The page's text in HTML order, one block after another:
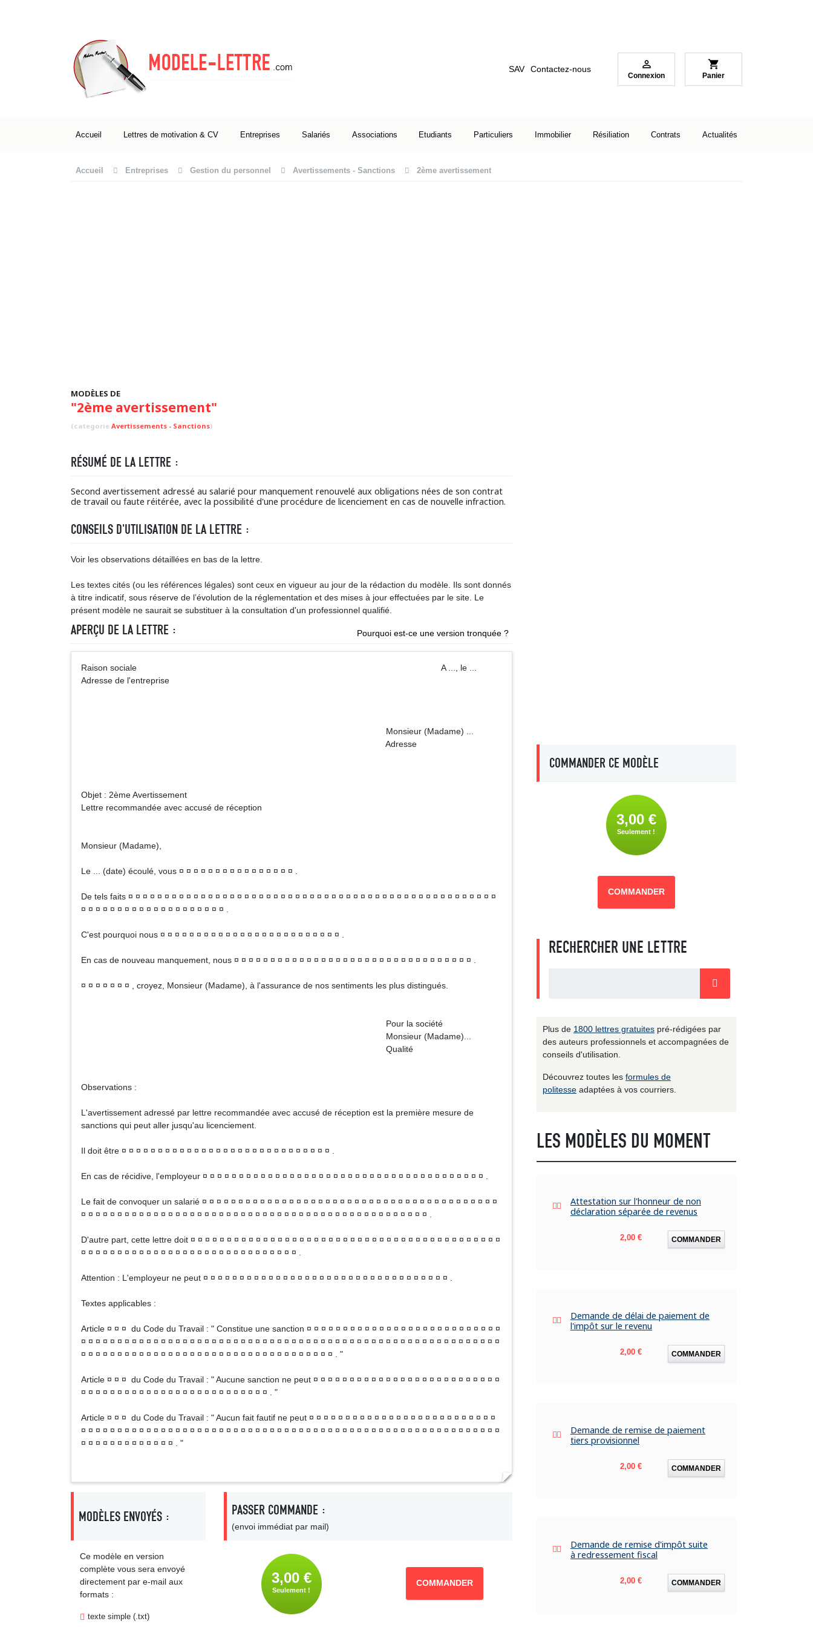
SAV Contactez-nous 
Connexion
shopping_cart
Panier
Accueil Lettres de motivation & CV Entreprises Salariés Associations Etudiants Particuliers Immobilier Résiliation Contrats Actualités
Accueil Entreprises Gestion du personnel Avertissements - Sanctions 2ème avertissement
MODÈLES DE
"2ème avertissement"
(categorie Avertissements - Sanctions)
RÉSUMÉ DE LA LETTRE :
Second avertissement adressé au salarié pour manquement renouvelé aux obligations nées de son contrat
de travail ou faute réitérée, avec la possibilité d'une procédure de licenciement en cas de nouvelle infraction.
CONSEILS D'UTILISATION DE LA LETTRE :
Voir les observations détaillées en bas de la lettre.
Les textes cités (ou les références légales) sont ceux en vigueur au jour de la rédaction du modèle. Ils sont donnés
à titre indicatif, sous réserve de l’évolution de la réglementation et des mises à jour effectuées par le site. Le
présent modèle ne saurait se substituer à la consultation d'un professionnel qualifié.
APERÇU DE LA LETTRE : Pourquoi est-ce une version tronquée ?
Raison sociale A ..., le ...
Adresse de l'entreprise
Monsieur (Madame) ...
Adresse
Objet : 2ème Avertissement
Lettre recommandée avec accusé de réception
Monsieur (Madame),
Le ... (date) écoulé, vous ¤ ¤ ¤ ¤ ¤ ¤ ¤ ¤ ¤ ¤ ¤ ¤ ¤ ¤ ¤ ¤ .
De tels faits ¤ ¤ ¤ ¤ ¤ ¤ ¤ ¤ ¤ ¤ ¤ ¤ ¤ ¤ ¤ ¤ ¤ ¤ ¤ ¤ ¤ ¤ ¤ ¤ ¤ ¤ ¤ ¤ ¤ ¤ ¤ ¤ ¤ ¤ ¤ ¤ ¤ ¤ ¤ ¤ ¤ ¤ ¤ ¤ ¤ ¤ ¤ ¤ ¤ ¤ ¤
¤ ¤ ¤ ¤ ¤ ¤ ¤ ¤ ¤ ¤ ¤ ¤ ¤ ¤ ¤ ¤ ¤ ¤ ¤ ¤ .
C'est pourquoi nous ¤ ¤ ¤ ¤ ¤ ¤ ¤ ¤ ¤ ¤ ¤ ¤ ¤ ¤ ¤ ¤ ¤ ¤ ¤ ¤ ¤ ¤ ¤ ¤ ¤ .
En cas de nouveau manquement, nous ¤ ¤ ¤ ¤ ¤ ¤ ¤ ¤ ¤ ¤ ¤ ¤ ¤ ¤ ¤ ¤ ¤ ¤ ¤ ¤ ¤ ¤ ¤ ¤ ¤ ¤ ¤ ¤ ¤ ¤ ¤ ¤ ¤ .
¤ ¤ ¤ ¤ ¤ ¤ ¤ , croyez, Monsieur (Madame), à l'assurance de nos sentiments les plus distingués.
Pour la société
Monsieur (Madame)...
Qualité
Observations :
L'avertissement adressé par lettre recommandée avec accusé de réception est la première mesure de
sanctions qui peut aller jusqu'au licenciement.
Il doit être ¤ ¤ ¤ ¤ ¤ ¤ ¤ ¤ ¤ ¤ ¤ ¤ ¤ ¤ ¤ ¤ ¤ ¤ ¤ ¤ ¤ ¤ ¤ ¤ ¤ ¤ ¤ ¤ ¤ .
En cas de récidive, l'employeur ¤ ¤ ¤ ¤ ¤ ¤ ¤ ¤ ¤ ¤ ¤ ¤ ¤ ¤ ¤ ¤ ¤ ¤ ¤ ¤ ¤ ¤ ¤ ¤ ¤ ¤ ¤ ¤ ¤ ¤ ¤ ¤ ¤ ¤ ¤ ¤ ¤ ¤ ¤ .
Le fait de convoquer un salarié ¤ ¤ ¤ ¤ ¤ ¤ ¤ ¤ ¤ ¤ ¤ ¤ ¤ ¤ ¤ ¤ ¤ ¤ ¤ ¤ ¤ ¤ ¤ ¤ ¤ ¤ ¤ ¤ ¤ ¤ ¤ ¤ ¤ ¤ ¤ ¤ ¤ ¤ ¤ ¤ ¤
¤ ¤ ¤ ¤ ¤ ¤ ¤ ¤ ¤ ¤ ¤ ¤ ¤ ¤ ¤ ¤ ¤ ¤ ¤ ¤ ¤ ¤ ¤ ¤ ¤ ¤ ¤ ¤ ¤ ¤ ¤ ¤ ¤ ¤ ¤ ¤ ¤ ¤ ¤ ¤ ¤ ¤ ¤ ¤ ¤ ¤ ¤ ¤ .
D'autre part, cette lettre doit ¤ ¤ ¤ ¤ ¤ ¤ ¤ ¤ ¤ ¤ ¤ ¤ ¤ ¤ ¤ ¤ ¤ ¤ ¤ ¤ ¤ ¤ ¤ ¤ ¤ ¤ ¤ ¤ ¤ ¤ ¤ ¤ ¤ ¤ ¤ ¤ ¤ ¤ ¤ ¤ ¤ ¤ ¤
¤ ¤ ¤ ¤ ¤ ¤ ¤ ¤ ¤ ¤ ¤ ¤ ¤ ¤ ¤ ¤ ¤ ¤ ¤ ¤ ¤ ¤ ¤ ¤ ¤ ¤ ¤ ¤ ¤ ¤ .
Attention : L'employeur ne peut ¤ ¤ ¤ ¤ ¤ ¤ ¤ ¤ ¤ ¤ ¤ ¤ ¤ ¤ ¤ ¤ ¤ ¤ ¤ ¤ ¤ ¤ ¤ ¤ ¤ ¤ ¤ ¤ ¤ ¤ ¤ ¤ ¤ ¤ .
Textes applicables :
Article ¤ ¤ ¤ du Code du Travail : " Constitue une sanction ¤ ¤ ¤ ¤ ¤ ¤ ¤ ¤ ¤ ¤ ¤ ¤ ¤ ¤ ¤ ¤ ¤ ¤ ¤ ¤ ¤ ¤ ¤ ¤ ¤ ¤ ¤
¤ ¤ ¤ ¤ ¤ ¤ ¤ ¤ ¤ ¤ ¤ ¤ ¤ ¤ ¤ ¤ ¤ ¤ ¤ ¤ ¤ ¤ ¤ ¤ ¤ ¤ ¤ ¤ ¤ ¤ ¤ ¤ ¤ ¤ ¤ ¤ ¤ ¤ ¤ ¤ ¤ ¤ ¤ ¤ ¤ ¤ ¤ ¤ ¤ ¤ ¤ ¤ ¤ ¤ ¤ ¤ ¤ ¤
¤ ¤ ¤ ¤ ¤ ¤ ¤ ¤ ¤ ¤ ¤ ¤ ¤ ¤ ¤ ¤ ¤ ¤ ¤ ¤ ¤ ¤ ¤ ¤ ¤ ¤ ¤ ¤ ¤ ¤ ¤ ¤ ¤ ¤ ¤ . "
Article ¤ ¤ ¤ du Code du Travail : " Aucune sanction ne peut ¤ ¤ ¤ ¤ ¤ ¤ ¤ ¤ ¤ ¤ ¤ ¤ ¤ ¤ ¤ ¤ ¤ ¤ ¤ ¤ ¤ ¤ ¤ ¤ ¤ ¤
¤ ¤ ¤ ¤ ¤ ¤ ¤ ¤ ¤ ¤ ¤ ¤ ¤ ¤ ¤ ¤ ¤ ¤ ¤ ¤ ¤ ¤ ¤ ¤ ¤ ¤ . "
Article ¤ ¤ ¤ du Code du Travail : " Aucun fait fautif ne peut ¤ ¤ ¤ ¤ ¤ ¤ ¤ ¤ ¤ ¤ ¤ ¤ ¤ ¤ ¤ ¤ ¤ ¤ ¤ ¤ ¤ ¤ ¤ ¤ ¤ ¤
¤ ¤ ¤ ¤ ¤ ¤ ¤ ¤ ¤ ¤ ¤ ¤ ¤ ¤ ¤ ¤ ¤ ¤ ¤ ¤ ¤ ¤ ¤ ¤ ¤ ¤ ¤ ¤ ¤ ¤ ¤ ¤ ¤ ¤ ¤ ¤ ¤ ¤ ¤ ¤ ¤ ¤ ¤ ¤ ¤ ¤ ¤ ¤ ¤ ¤ ¤ ¤ ¤ ¤ ¤ ¤ ¤ ¤
¤ ¤ ¤ ¤ ¤ ¤ ¤ ¤ ¤ ¤ ¤ ¤ ¤ . "
MODÈLES ENVOYÉS :
Ce modèle en version
complète vous sera envoyé
directement par e-mail aux
formats :
texte simple (.txt)
PASSER COMMANDE :
(envoi immédiat par mail)
3,00 €
Seulement !
COMMANDER
COMMANDER CE MODÈLE
3,00 €
Seulement !
COMMANDER
RECHERCHER UNE LETTRE
Plus de 1800 lettres gratuites pré-rédigées par
des auteurs professionnels et accompagnées de
conseils d'utilisation.
Découvrez toutes les formules de
politesse adaptées à vos courriers.
LES MODÈLES DU MOMENT
Attestation sur l'honneur de non
déclaration séparée de revenus
Prix
2,00 € COMMANDER
Demande de délai de paiement de
l'impôt sur le revenu
Prix
2,00 € COMMANDER
Demande de remise de paiement
tiers provisionnel
Prix
2,00 € COMMANDER
Demande de remise d'impôt suite
à redressement fiscal
Prix
2,00 € COMMANDER